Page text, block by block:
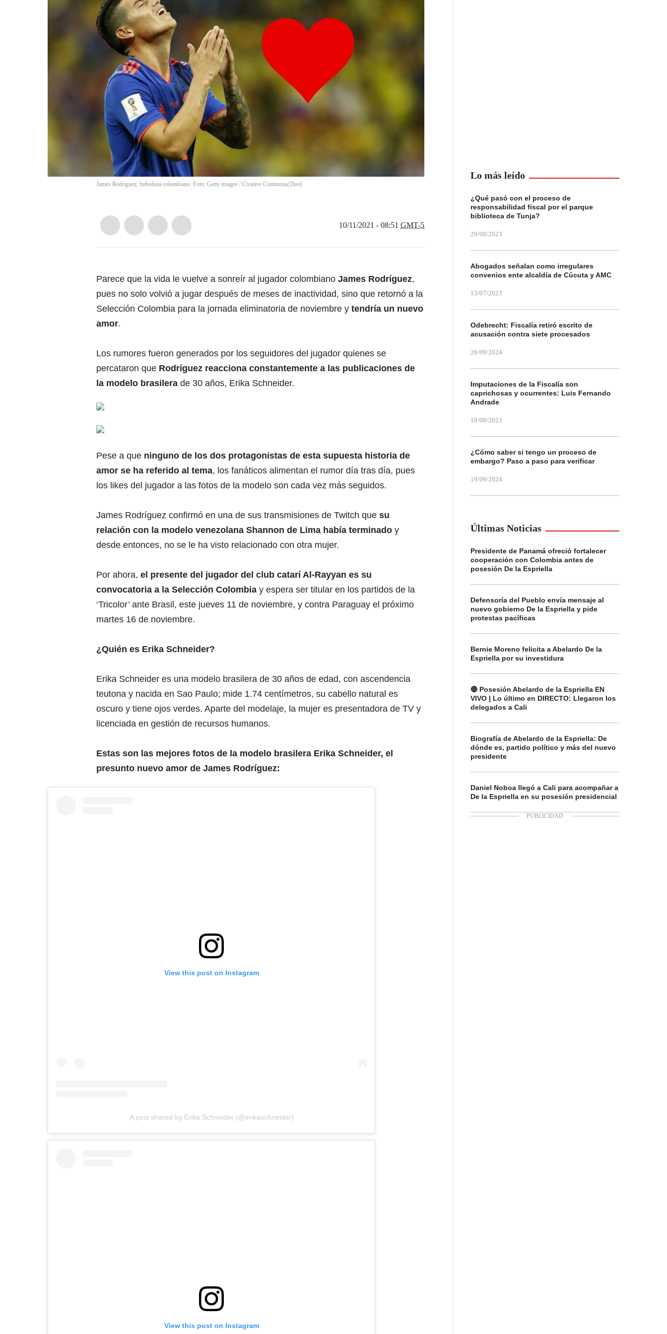
James Rodríguez, futbolista colombiano. Foto: Getty images / Creative Commons(Thot)
10/11/2021 - 08:51 GMT-5
Parece que la vida le vuelve a sonreír al jugador colombiano James Rodríguez,
pues no solo volvió a jugar después de meses de inactividad, sino que retornó a la
Selección Colombia para la jornada eliminatoria de noviembre y tendría un nuevo
amor.
Los rumores fueron generados por los seguidores del jugador quienes se
percataron que Rodríguez reacciona constantemente a las publicaciones de
la modelo brasilera de 30 años, Erika Schneider.
Pese a que ninguno de los dos protagonistas de esta supuesta historia de
amor se ha referido al tema, los fanáticos alimentan el rumor día tras día, pues
los likes del jugador a las fotos de la modelo son cada vez más seguidos.
James Rodríguez confirmó en una de sus transmisiones de Twitch que su
relación con la modelo venezolana Shannon de Lima había terminado y
desde entonces, no se le ha visto relacionado con otra mujer.
Por ahora, el presente del jugador del club catarí Al-Rayyan es su
convocatoria a la Selección Colombia y espera ser titular en los partidos de la
‘Tricolor’ ante Brasil, este jueves 11 de noviembre, y contra Paraguay el próximo
martes 16 de noviembre.
¿Quién es Erika Schneider?
Erika Schneider es una modelo brasilera de 30 años de edad, con ascendencia
teutona y nacida en Sao Paulo; mide 1.74 centímetros, su cabello natural es
oscuro y tiene ojos verdes. Aparte del modelaje, la mujer es presentadora de TV y
licenciada en gestión de recursos humanos.
Estas son las mejores fotos de la modelo brasilera Erika Schneider, el
presunto nuevo amor de James Rodríguez:
View this post on Instagram
A post shared by Erika Schneider (@erikaschneider)
View this post on Instagram
Lo más leído
¿Qué pasó con el proceso de
responsabilidad fiscal por el parque
biblioteca de Tunja?
29/08/2023
Abogados señalan como irregulares
convenios ente alcaldía de Cúcuta y AMC
13/07/2023
Odebrecht: Fiscalía retiró escrito de
acusación contra siete procesados
26/09/2024
Imputaciones de la Fiscalía son
caprichosas y ocurrentes: Luis Fernando
Andrade
18/08/2023
¿Cómo saber si tengo un proceso de
embargo? Paso a paso para verificar
19/09/2024
Últimas Noticias
Presidente de Panamá ofreció fortalecer
cooperación con Colombia antes de
posesión De la Espriella
Defensoría del Pueblo envía mensaje al
nuevo gobierno De la Espriella y pide
protestas pacíficas
Bernie Moreno felicita a Abelardo De la
Espriella por su investidura
🔴 Posesión Abelardo de la Espriella EN
VIVO | Lo último en DIRECTO: Llegaron los
delegados a Cali
Biografía de Abelardo de la Espriella: De
dónde es, partido político y más del nuevo
presidente
Daniel Noboa llegó a Cali para acompañar a
De la Espriella en su posesión presidencial